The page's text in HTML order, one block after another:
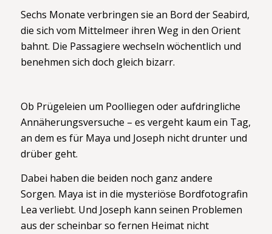
Sechs Monate verbringen sie an Bord der Seabird,
die sich vom Mittelmeer ihren Weg in den Orient
bahnt. Die Passagiere wechseln wöchentlich und
benehmen sich doch gleich bizarr.
Ob Prügeleien um Poolliegen oder aufdringliche
Annäherungsversuche – es vergeht kaum ein Tag,
an dem es für Maya und Joseph nicht drunter und
drüber geht.
Dabei haben die beiden noch ganz andere
Sorgen. Maya ist in die mysteriöse Bordfotografin
Lea verliebt. Und Joseph kann seinen Problemen
aus der scheinbar so fernen Heimat nicht